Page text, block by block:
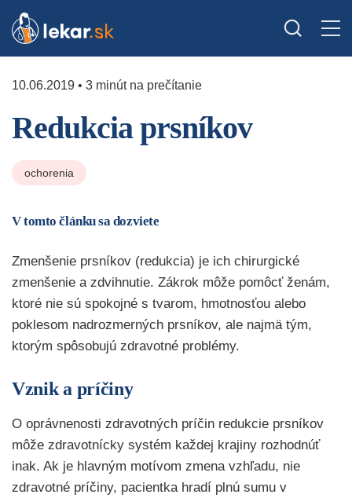
10.06.2019 • 3 minút na prečítanie
Redukcia prsníkov
ochorenia
V tomto článku sa dozviete
Zmenšenie prsníkov (redukcia) je ich chirurgické
zmenšenie a zdvihnutie. Zákrok môže pomôcť ženám,
ktoré nie sú spokojné s tvarom, hmotnosťou alebo
poklesom nadrozmerných prsníkov, ale najmä tým,
ktorým spôsobujú zdravotné problémy.
Vznik a príčiny
O oprávnenosti zdravotných príčin redukcie prsníkov
môže zdravotnícky systém každej krajiny rozhodnúť
inak. Ak je hlavným motívom zmena vzhľadu, nie
zdravotné príčiny, pacientka hradí plnú sumu v